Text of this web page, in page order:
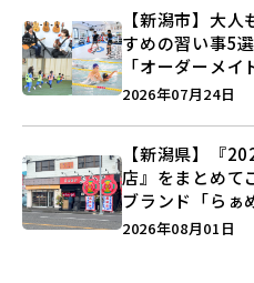
【新潟市】大
すめの習い事5
「オーダーメ
キックボクシン
2026年07月24日
【新潟県】『
店』をまとめて
ブランド「らぁ
しょうがの空」
2026年08月01日